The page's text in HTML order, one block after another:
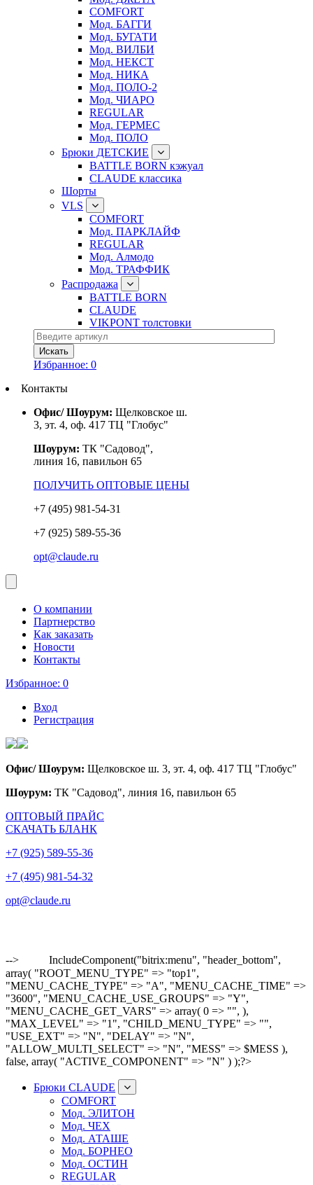
COMFORT
Мод. БАГГИ
Мод. БУГАТИ
Мод. ВИЛБИ
Мод. НЕКСТ
Мод. НИКА
Мод. ПОЛО-2
Мод. ЧИАРО
REGULAR
Мод. ГЕРМЕС
Мод. ПОЛО
Брюки ДЕТСКИЕ
BATTLE BORN кэжуал
CLAUDE классика
Шорты
VLS
COMFORT
Мод. ПАРКЛАЙФ
REGULAR
Мод. Алмодо
Мод. ТРАФФИК
Распродажа
BATTLE BORN
CLAUDE
VIKPONT толстовки
Избранное: 0
Контакты
Офис/ Шоурум: Щелковское ш.
3, эт. 4, оф. 417 ТЦ "Глобус"
Шоурум: ТК "Садовод",
линия 16, павильон 65
ПОЛУЧИТЬ ОПТОВЫЕ ЦЕНЫ
+7 (495) 981-54-31
+7 (925) 589-55-36
opt@claude.ru
О компании
Партнерство
Как заказать
Новости
Контакты
Избранное: 0
Вход
Регистрация
Офис/ Шоурум: Щелковское ш. 3, эт. 4, оф. 417 ТЦ "Глобус"
Шоурум: ТК "Садовод", линия 16, павильон 65
ОПТОВЫЙ ПРАЙС
СКАЧАТЬ БЛАНК
+7 (925) 589-55-36
+7 (495) 981-54-32
opt@claude.ru
-->
IncludeComponent("bitrix:menu", "header_bottom",
array( "ROOT_MENU_TYPE" => "top1",
"MENU_CACHE_TYPE" => "A", "MENU_CACHE_TIME" =>
"3600", "MENU_CACHE_USE_GROUPS" => "Y",
"MENU_CACHE_GET_VARS" => array( 0 => "", ),
"MAX_LEVEL" => "1", "CHILD_MENU_TYPE" => "",
"USE_EXT" => "N", "DELAY" => "N",
"ALLOW_MULTI_SELECT" => "N", "MESS" => $MESS ),
false, array( "ACTIVE_COMPONENT" => "N" ) );?>
Брюки CLAUDE
COMFORT
Мод. ЭЛИТОН
Мод. ЧЕХ
Мод. АТАШЕ
Мод. БОРНЕО
Мод. ОСТИН
REGULAR